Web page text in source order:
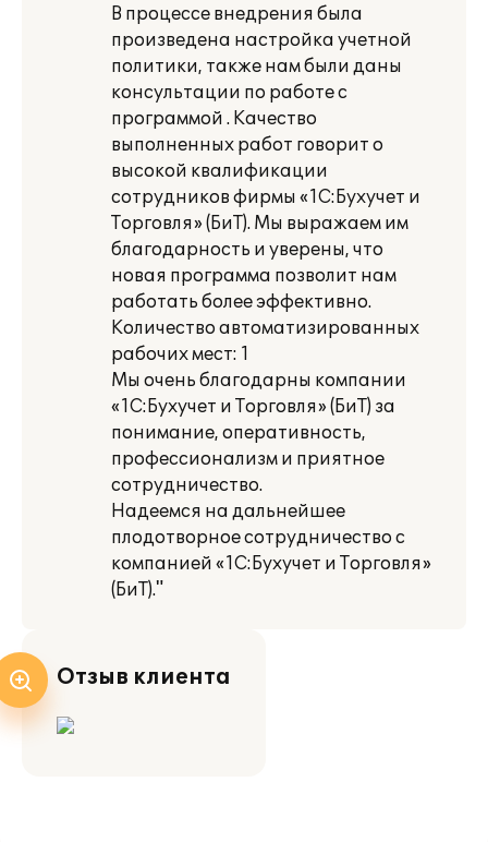
В процессе внедрения была
произведена настройка учетной
политики, также нам были даны
консультации по работе с
программой . Качество
выполненных работ говорит о
высокой квалификации
сотрудников фирмы «1С:Бухучет и
Торговля» (БиТ). Мы выражаем им
благодарность и уверены, что
новая программа позволит нам
работать более эффективно.
Количество автоматизированных
рабочих мест: 1
Мы очень благодарны компании
«1С:Бухучет и Торговля» (БиТ) за
понимание, оперативность,
профессионализм и приятное
сотрудничество.
Надеемся на дальнейшее
плодотворное сотрудничество с
компанией «1С:Бухучет и Торговля»
(БиТ)."
Отзыв клиента